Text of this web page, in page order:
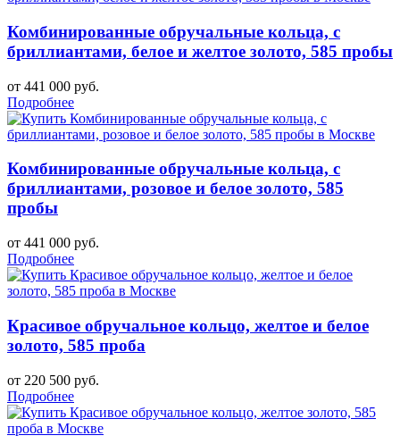
Комбинированные обручальные кольца, с
бриллиантами, белое и желтое золото, 585 пробы
от 441 000 руб.
Подробнее
Комбинированные обручальные кольца, с
бриллиантами, розовое и белое золото, 585
пробы
от 441 000 руб.
Подробнее
Красивое обручальное кольцо, желтое и белое
золото, 585 проба
от 220 500 руб.
Подробнее